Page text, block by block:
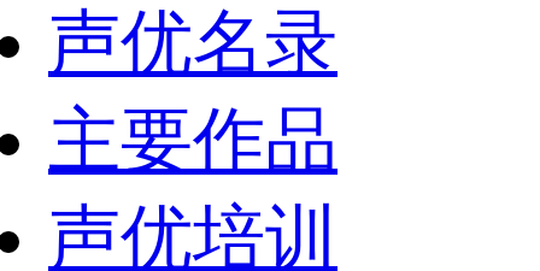
声优名录
主要作品
声优培训